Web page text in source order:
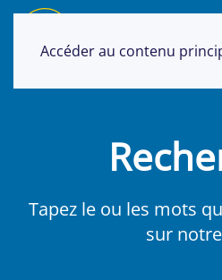
Accéder au contenu
Tapez le ou les mots
sur